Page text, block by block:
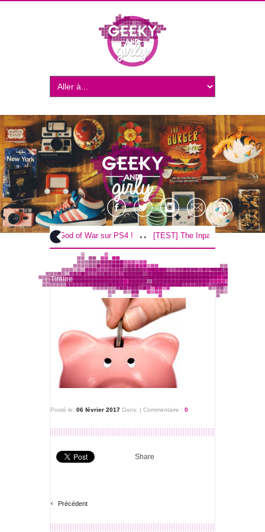
.. [TEST] God of War sur PS4 ! .. [TEST] The Inpatient sur PS4 / VR !
Tirelire
Posté le: 06 février 2017 Dans: | Commentaire : 0
Share
‹ Précédent